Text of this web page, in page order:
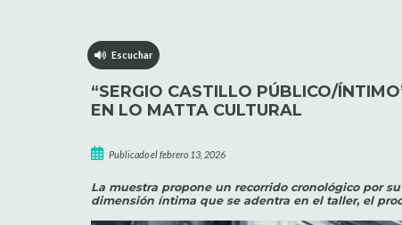
Escuchar
“SERGIO CASTILLO PÚBLICO/
EN LO MATTA CULTURAL
Publicado el febrero 13, 2026
La muestra propone un recorrido cronológico por
dimensión íntima que se adentra en el taller, el